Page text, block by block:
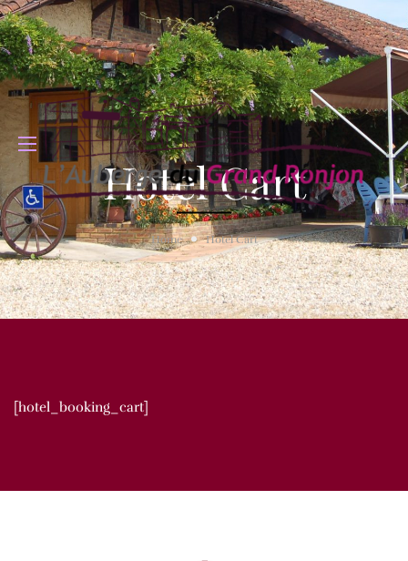
Hotel Cart
Home Hotel Cart
[hotel_booking_cart]